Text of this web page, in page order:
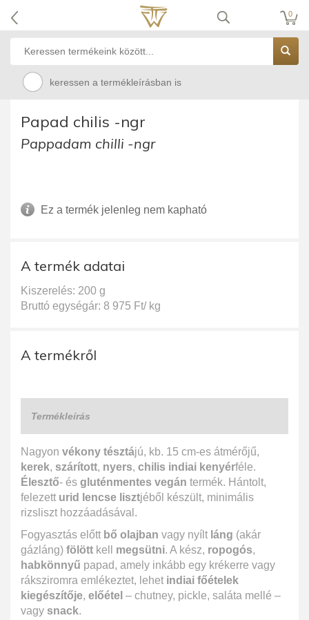
0
keressen a termékleírásban is
Papad chilis -ngr
Pappadam chilli -ngr
Ez a termék jelenleg nem kapható
A termék adatai
Kiszerelés: 200 g
Bruttó egységár: 8 975 Ft/ kg
A termékről
Termékleírás
Nagyon vékony tésztájú, kb. 15 cm-es átmérőjű,
kerek, szárított, nyers, chilis indiai kenyérféle.
Élesztő- és gluténmentes vegán termék. Hántolt,
felezett urid lencse lisztjéből készült, minimális
rizsliszt hozzáadásával.
Fogyasztás előtt bő olajban vagy nyílt láng (akár
gázláng) fölött kell megsütni. A kész, ropogós,
habkönnyű papad, amely inkább egy krékerre vagy
ráksziromra emlékeztet, lehet indiai főételek
kiegészítője, előétel – chutney, pickle, saláta mellé –
vagy snack.